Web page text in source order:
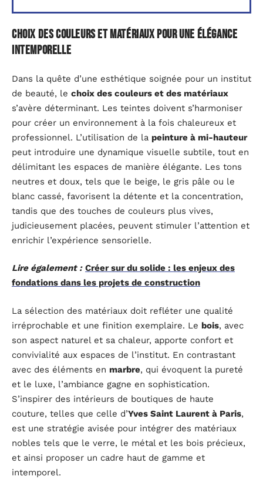
Choix des couleurs et matériaux pour une élégance
intemporelle
Dans la quête d’une esthétique soignée pour un institut
de beauté, le choix des couleurs et des matériaux
s’avère déterminant. Les teintes doivent s’harmoniser
pour créer un environnement à la fois chaleureux et
professionnel. L’utilisation de la peinture à mi-hauteur
peut introduire une dynamique visuelle subtile, tout en
délimitant les espaces de manière élégante. Les tons
neutres et doux, tels que le beige, le gris pâle ou le
blanc cassé, favorisent la détente et la concentration,
tandis que des touches de couleurs plus vives,
judicieusement placées, peuvent stimuler l’attention et
enrichir l’expérience sensorielle.
Lire également : Créer sur du solide : les enjeux des
fondations dans les projets de construction
La sélection des matériaux doit refléter une qualité
irréprochable et une finition exemplaire. Le bois, avec
son aspect naturel et sa chaleur, apporte confort et
convivialité aux espaces de l’institut. En contrastant
avec des éléments en marbre, qui évoquent la pureté
et le luxe, l’ambiance gagne en sophistication.
S’inspirer des intérieurs de boutiques de haute
couture, telles que celle d’Yves Saint Laurent à Paris,
est une stratégie avisée pour intégrer des matériaux
nobles tels que le verre, le métal et les bois précieux,
et ainsi proposer un cadre haut de gamme et
intemporel.